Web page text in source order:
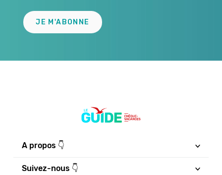
JE M'ABONNE
A propos 👇
Suivez-nous 👇